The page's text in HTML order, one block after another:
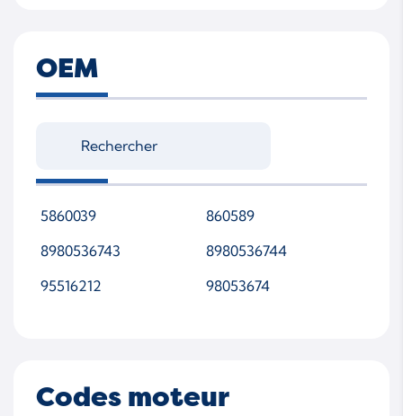
7795915002S
779591-5004S-JR-WS
OEM
5860039
860589
8980536743
8980536744
95516212
98053674
Codes moteur